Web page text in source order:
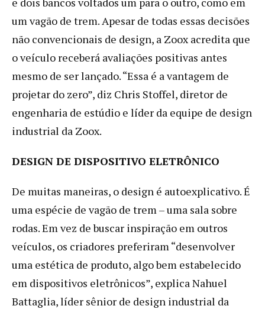
um vagão de trem. Apesar de todas essas decisões
não convencionais de design, a Zoox acredita que
o veículo receberá avaliações positivas antes
mesmo de ser lançado. “Essa é a vantagem de
projetar do zero”, diz Chris Stoffel, diretor de
engenharia de estúdio e líder da equipe de design
industrial da Zoox.
DESIGN DE DISPOSITIVO ELETRÔNICO
De muitas maneiras, o design é autoexplicativo. É
uma espécie de vagão de trem – uma sala sobre
rodas. Em vez de buscar inspiração em outros
veículos, os criadores preferiram “desenvolver
uma estética de produto, algo bem estabelecido
em dispositivos eletrônicos”, explica Nahuel
Battaglia, líder sênior de design industrial da